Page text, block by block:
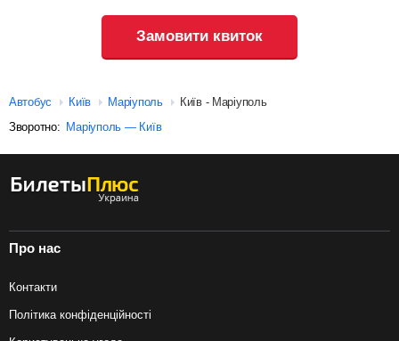
Замовити квиток
Автобус Київ Маріуполь
Київ - Маріуполь
Зворотно: Маріуполь — Київ
Про нас
Контакти
Політика конфіденційності